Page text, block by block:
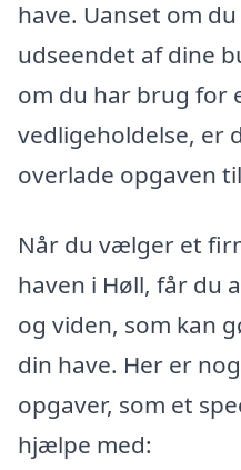
have. Uanset om
udseendet af dine
om du har brug for
vedligeholdelse, er
overlade opgaven
Når du vælger et
haven i Høll, får du
og viden, som kan
din have. Her er
opgaver, som et
hjælpe med: